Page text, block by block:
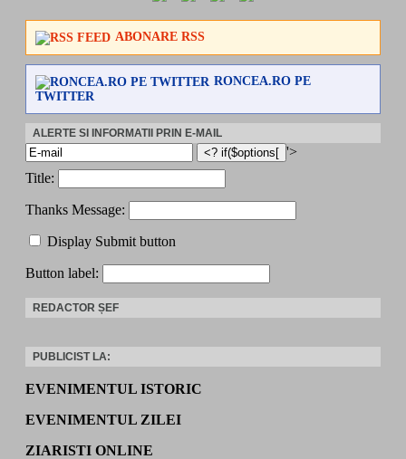
ABONARE RSS
RONCEA.RO PE
TWITTER
ALERTE SI INFORMATII PRIN E-MAIL
'>
Title:
Thanks Message:
Display Submit button
Button label:
REDACTOR ȘEF
PUBLICIST LA:
EVENIMENTUL ISTORIC
EVENIMENTUL ZILEI
ZIARISTI ONLINE